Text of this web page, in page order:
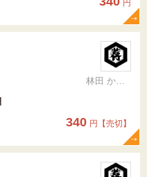
円
林田 かおり
340 円【売切】